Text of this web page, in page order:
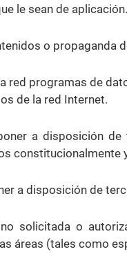
le sean de
o propaganda
red programas de
de la red Internet.
a disposición
constitucionalmente
a disposición de
solicitada o
áreas (tales como